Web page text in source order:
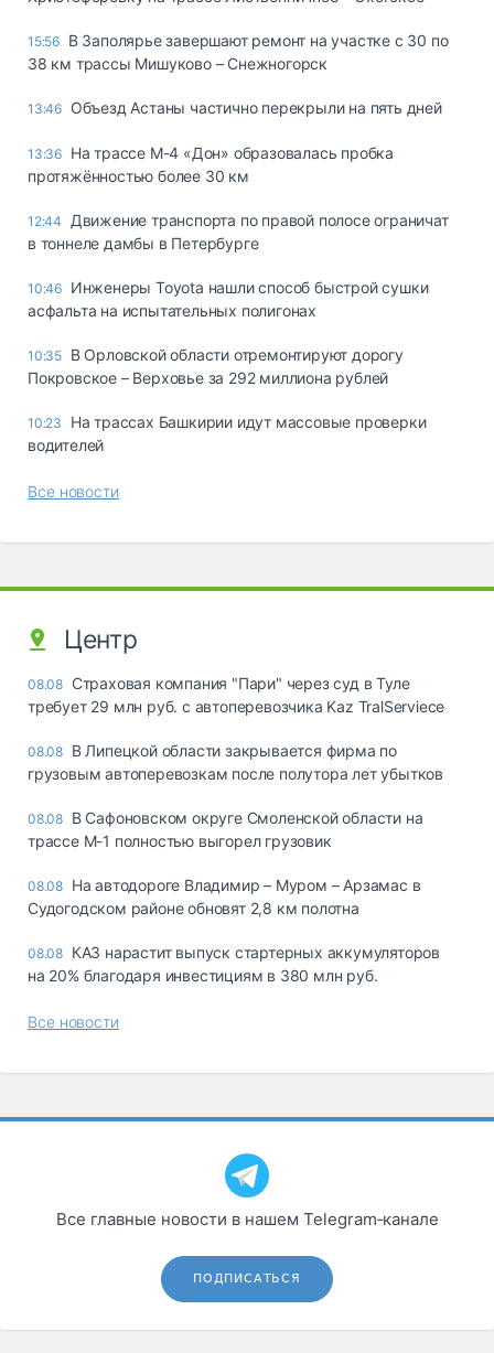
15:56 В Заполярье завершают ремонт на участке с 30 по
38 км трассы Мишуково – Снежногорск
13:46 Объезд Астаны частично перекрыли на пять дней
13:36 На трассе М-4 «Дон» образовалась пробка
протяжённостью более 30 км
12:44
Движение транспорта по правой полосе ограничат
в тоннеле дамбы в Петербурге
10:46 Инженеры Toyota нашли способ быстрой сушки
асфальта на испытательных полигонах
10:35 В Орловской области отремонтируют дорогу
Покровское – Верховье за 292 миллиона рублей
10:23
На трассах Башкирии идут массовые проверки
водителей
Все новости
Центр
08.08 Страховая компания "Пари" через суд в Туле
требует 29 млн руб. с автоперевозчика Kaz TralServiece
08.08 В Липецкой области закрывается фирма по
грузовым автоперевозкам после полутора лет убытков
08.08 В Сафоновском округе Смоленской области на
трассе М-1 полностью выгорел грузовик
08.08 На автодороге Владимир – Муром – Арзамас в
Судогодском районе обновят 2,8 км полотна
08.08 КАЗ нарастит выпуск стартерных аккумуляторов
на 20% благодаря инвестициям в 380 млн руб.
Все новости
Все главные новости в нашем Telegram‑канале
ПОДПИСАТЬСЯ